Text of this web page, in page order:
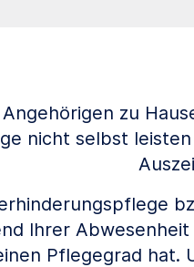
zu
nicht selbst
Ihrer
Pflegegrad hat.